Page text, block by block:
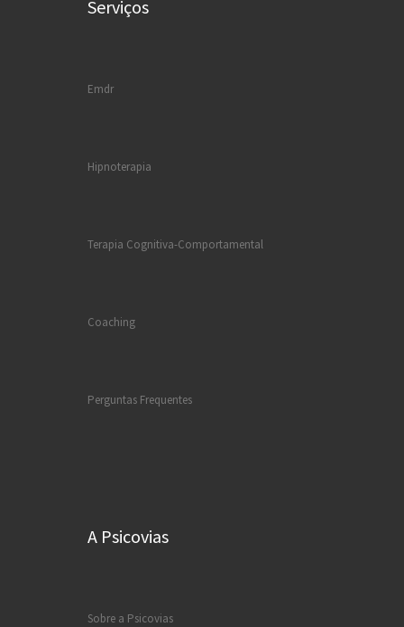
Serviços
Emdr
Hipnoterapia
Terapia Cognitiva-Comportamental
Coaching
Perguntas Frequentes
A Psicovias
Sobre a Psicovias